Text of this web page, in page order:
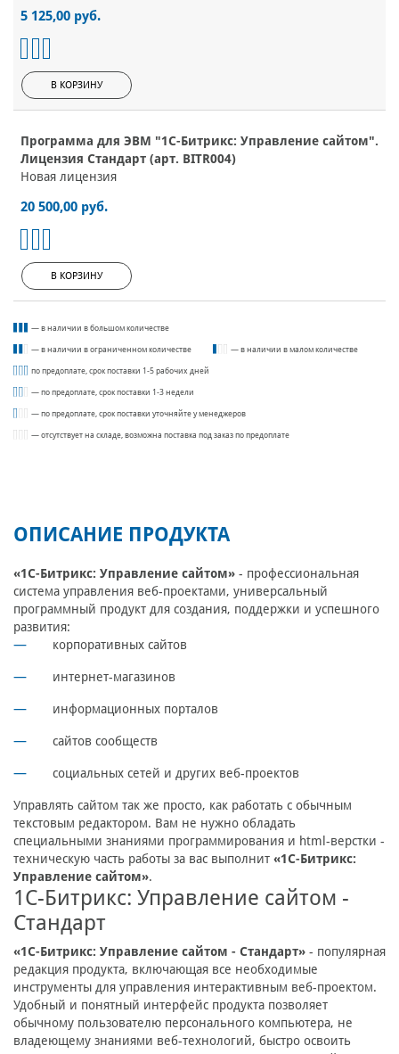
5 125,00 руб.
В КОРЗИНУ
Программа для ЭВМ "1С-Битрикс: Управление сайтом".
Лицензия Стандарт (арт. BITR004)
Новая лицензия
20 500,00 руб.
В КОРЗИНУ
— в наличии в большом количестве
— в наличии в ограниченном количестве — в наличии в малом количестве
по предоплате, срок поставки 1-5 рабочих дней
— по предоплате, срок поставки 1-3 недели
— по предоплате, срок поставки уточняйте у менеджеров
— отсутствует на складе, возможна поставка под заказ по предоплате
ОПИСАНИЕ ПРОДУКТА
«1С-Битрикс: Управление сайтом» - профессиональная
система управления веб-проектами, универсальный
программный продукт для создания, поддержки и успешного
развития:
корпоративных сайтов
интернет-магазинов
информационных порталов
сайтов сообществ
социальных сетей и других веб-проектов
Управлять сайтом так же просто, как работать с обычным
текстовым редактором. Вам не нужно обладать
специальными знаниями программирования и html-верстки -
техническую часть работы за вас выполнит «1С-Битрикс:
Управление сайтом».
1С-Битрикс: Управление сайтом -
Стандарт
«1С-Битрикс: Управление сайтом - Стандарт» - популярная
редакция продукта, включающая все необходимые
инструменты для управления интерактивным веб-проектом.
Удобный и понятный интерфейс продукта позволяет
обычному пользователю персонального компьютера, не
владеющему знаниями веб-технологий, быстро освоить